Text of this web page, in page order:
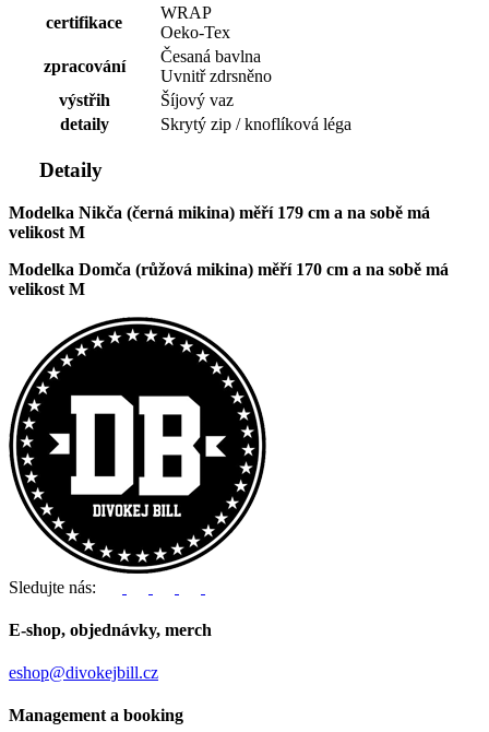
certifikace
WRAP
Oeko-Tex
zpracování
Česaná bavlna
Uvnitř zdrsněno
výstřih
Šíjový vaz
detaily
Skrytý zip / knoflíková léga
Detaily
Modelka Nikča (černá mikina) měří 179 cm a na sobě má
velikost M
Modelka Domča (růžová mikina) měří 170 cm a na sobě má
velikost M
Sledujte nás:
E-shop, objednávky, merch
eshop@divokejbill.cz
Management a booking